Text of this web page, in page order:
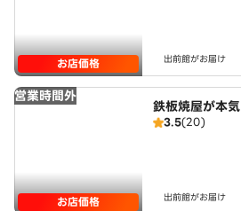
お店価格 出前館がお届け
営業時間外
お店価格
鉄板焼屋が本
ーめん むらま
3.5(20)
出前館がお届け